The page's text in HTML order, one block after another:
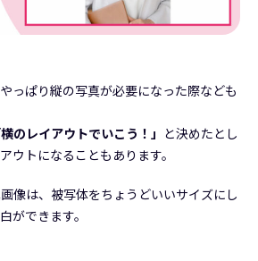
っぱり縦の写真が必要になった際なども
横のレイアウトでいこう！」 と決めたとし
ウトになることもあります。
像は、被写体をちょうどいいサイズにし
ができます。